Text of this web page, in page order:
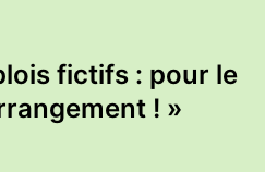
fictifs : pour le
! »